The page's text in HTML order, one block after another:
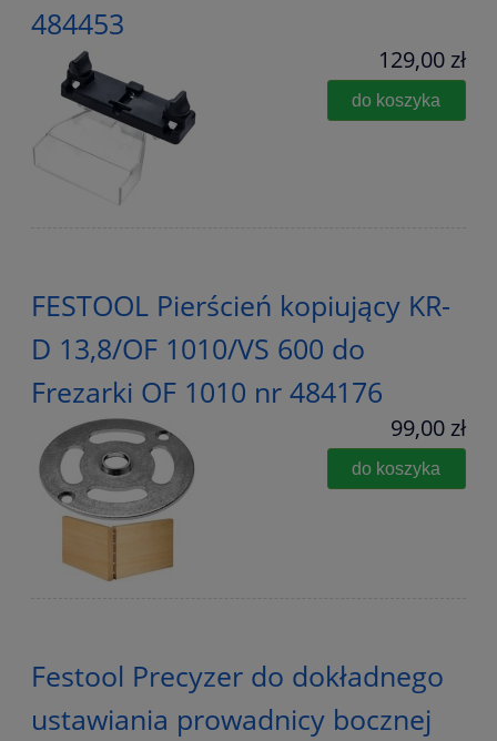
484453
129,00 zł
do koszyka
FESTOOL Pierścień kopiujący KR-
D 13,8/OF 1010/VS 600 do
Frezarki OF 1010 nr 484176
99,00 zł
do koszyka
Festool Precyzer do dokładnego
ustawiania prowadnicy bocznej